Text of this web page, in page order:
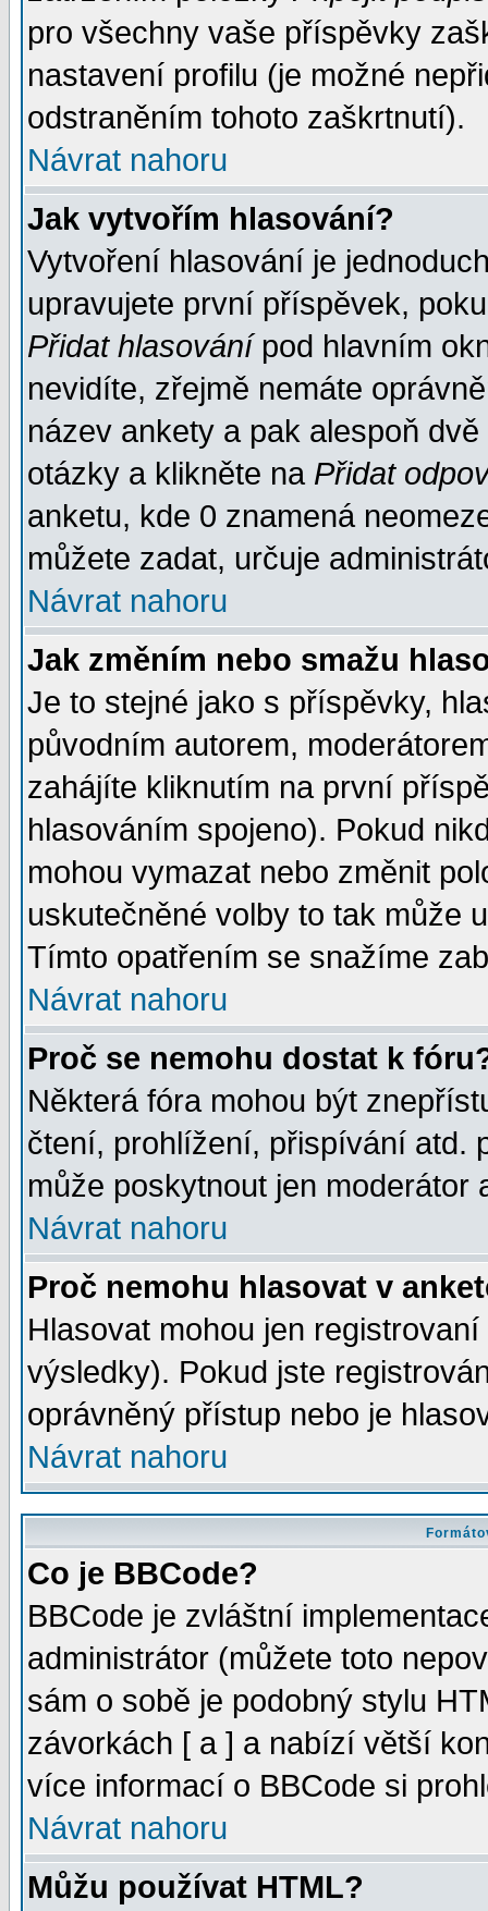
pro všechny vaše příspěvky
nastavení profilu (je možné
odstraněním tohoto zaškrtnutí).
Návrat nahoru
Jak vytvořím hlasování?
Vytvoření hlasování je
upravujete první příspěvek,
Přidat hlasovánípod hlavním
nevidíte, zřejmě nemáte
název ankety a pak alespoň
otázky a klikněte na Přidat
anketu, kde 0 znamená
můžete zadat, určuje
Návrat nahoru
Jak změním nebo smažu
Je to stejné jako s příspěvky,
původním autorem,
zahájíte kliknutím na první
hlasováním spojeno). Pokud
mohou vymazat nebo změnit
uskutečněné volby to tak může
Tímto opatřením se snažíme
Návrat nahoru
Proč se nemohu dostat k
Některá fóra mohou být
čtení, prohlížení, přispívání atd.
může poskytnout jen moderátor
Návrat nahoru
Proč nemohu hlasovat v
Hlasovat mohou jen
výsledky). Pokud jste
oprávněný přístup nebo je
Návrat nahoru
Co je BBCode?
BBCode je zvláštní
administrátor (můžete toto
sám o sobě je podobný stylu
závorkách [ a ] a nabízí větší
více informací o BBCode si
Návrat nahoru
Můžu používat HTML?